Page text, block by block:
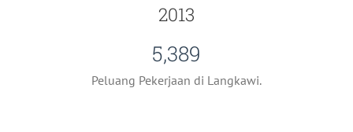
2013
5,389
Peluang Pekerjaan di Langkawi.